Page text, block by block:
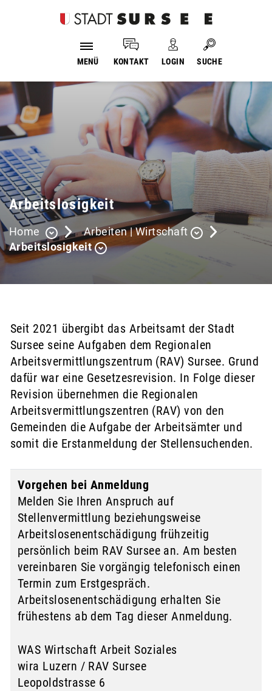
Kopfzeile
MENÜ KONTAKT LOGIN SUCHE
Inhalt
Arbeitslosigkeit
Home
Arbeiten | Wirtschaft
Arbeitslosigkeit
Seit 2021 übergibt das Arbeitsamt der Stadt
Sursee seine Aufgaben dem Regionalen
Arbeitsvermittlungszentrum (RAV) Sursee. Grund
dafür war eine Gesetzesrevision. In Folge dieser
Revision übernehmen die Regionalen
Arbeitsvermittlungszentren (RAV) von den
Gemeinden die Aufgabe der Arbeitsämter und
somit die Erstanmeldung der Stellensuchenden.
Vorgehen bei Anmeldung
Melden Sie Ihren Anspruch auf
Stellenvermittlung beziehungsweise
Arbeitslosen­entschädigung frühzeitig
persönlich beim RAV Sursee an. Am besten
vereinbaren Sie vorgängig telefonisch einen
Termin zum Erstgespräch.
Arbeitslosenentschädigung erhalten Sie
frühestens ab dem Tag dieser Anmeldung.
WAS Wirtschaft Arbeit Soziales
wira Luzern / RAV Sursee
Leopoldstrasse 6
Zugehörige Objekte